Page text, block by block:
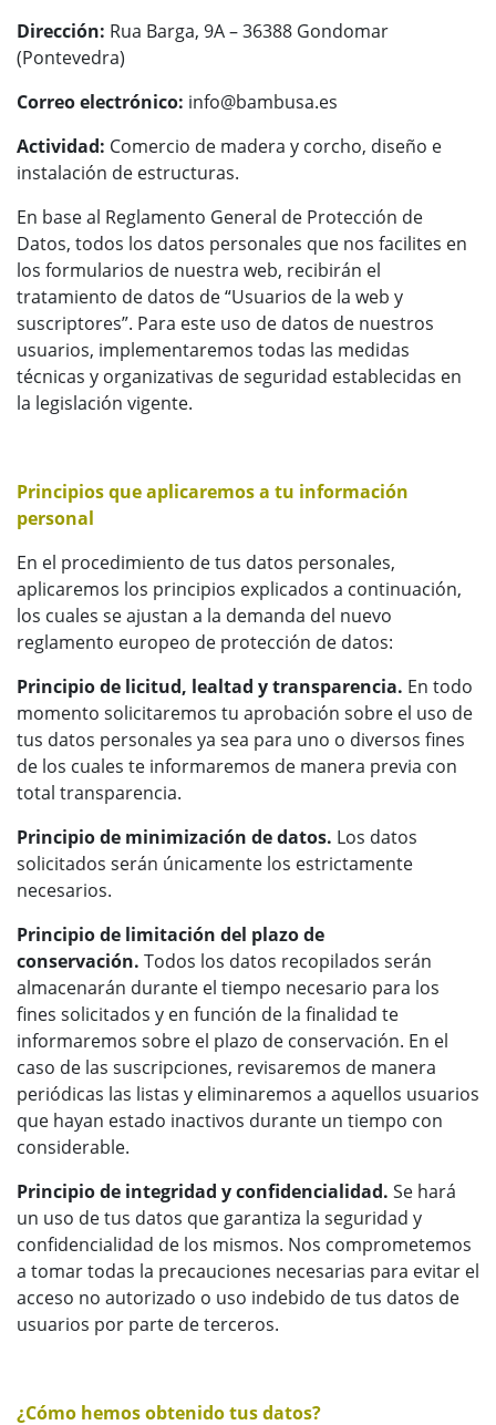
Dirección: Rua Barga, 9A – 36388 Gondomar
(Pontevedra)
Correo electrónico: info@bambusa.es
Actividad: Comercio de madera y corcho, diseño e
instalación de estructuras.
En base al Reglamento General de Protección de
Datos, todos los datos personales que nos facilites en
los formularios de nuestra web, recibirán el
tratamiento de datos de “Usuarios de la web y
suscriptores”. Para este uso de datos de nuestros
usuarios, implementaremos todas las medidas
técnicas y organizativas de seguridad establecidas en
la legislación vigente.
Principios que aplicaremos a tu información
personal
En el procedimiento de tus datos personales,
aplicaremos los principios explicados a continuación,
los cuales se ajustan a la demanda del nuevo
reglamento europeo de protección de datos:
Principio de licitud, lealtad y transparencia. En todo
momento solicitaremos tu aprobación sobre el uso de
tus datos personales ya sea para uno o diversos fines
de los cuales te informaremos de manera previa con
total transparencia.
Principio de minimización de datos. Los datos
solicitados serán únicamente los estrictamente
necesarios.
Principio de limitación del plazo de
conservación. Todos los datos recopilados serán
almacenarán durante el tiempo necesario para los
fines solicitados y en función de la finalidad te
informaremos sobre el plazo de conservación. En el
caso de las suscripciones, revisaremos de manera
periódicas las listas y eliminaremos a aquellos usuarios
que hayan estado inactivos durante un tiempo con
considerable.
Principio de integridad y confidencialidad. Se hará
un uso de tus datos que garantiza la seguridad y
confidencialidad de los mismos. Nos comprometemos
a tomar todas la precauciones necesarias para evitar el
acceso no autorizado o uso indebido de tus datos de
usuarios por parte de terceros.
¿Cómo hemos obtenido tus datos?